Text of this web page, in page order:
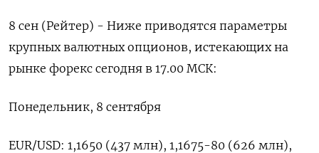
8 сен (Рейтер) - Ниже приводятся параметры
крупных валютных опционов, истекающих на
рынке форекс сегодня в 17.00 МСК:
Понедельник, 8 сентября
EUR/USD: 1,1650 (437 млн), 1,1675-80 (626 млн),